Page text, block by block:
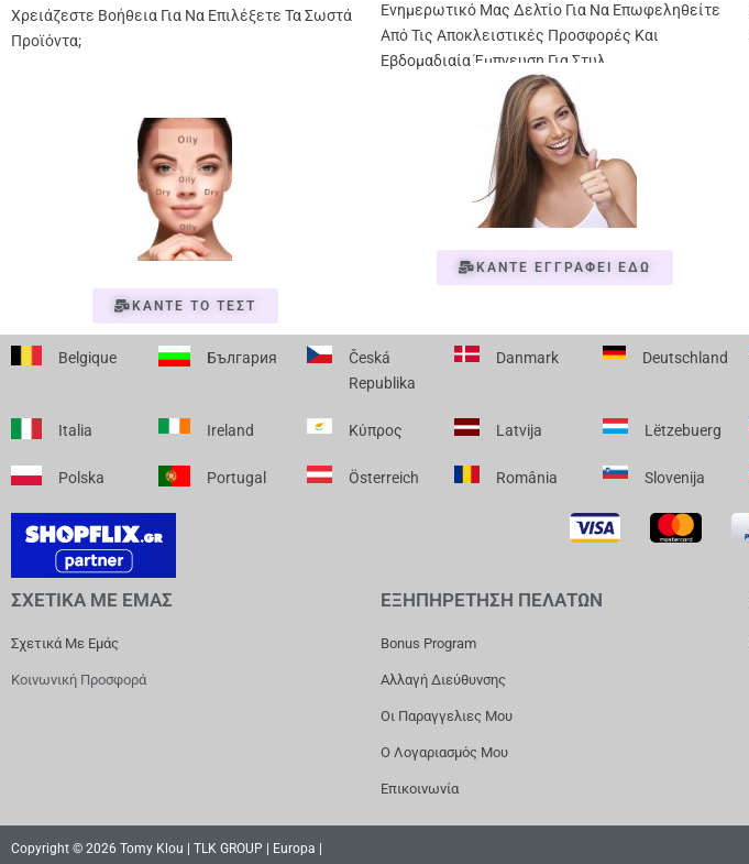
Χρειάζεστε Βοήθεια Για Να Επιλέξετε Τα Σωστά
Προϊόντα;
ΚΑΝΤΕ ΤΟ ΤΕΣΤ
Ενημερωτικό Μας Δελτίο Για Να Επωφεληθείτε
Από Τις Αποκλειστικές Προσφορές Και
Εβδομαδιαία Έμπνευση Για Στυλ
ΚΑΝΤΕ ΕΓΓΡΑΦΕΙ ΕΔΩ
Belgique България
Česká
Republika
Danmark Deutschland
Italia Ireland Κύπρος Latvija Lëtzebuerg
Polska Portugal Österreich România Slovenija
ΣΧΕΤΙΚΑ ΜΕ ΕΜΑΣ
Σχετικά Με Εμάς
Κοινωνική Προσφορά
ΕΞΗΠΗΡΕΤΗΣΗ ΠΕΛΑΤΩΝ
Bonus Program
Αλλαγή Διεύθυνσης
Οι Παραγγελιες Μου
Ο Λογαριασμός Μου
Επικοινωνία
Copyright © 2026 Tomy Klou | TLK GROUP | Europa |